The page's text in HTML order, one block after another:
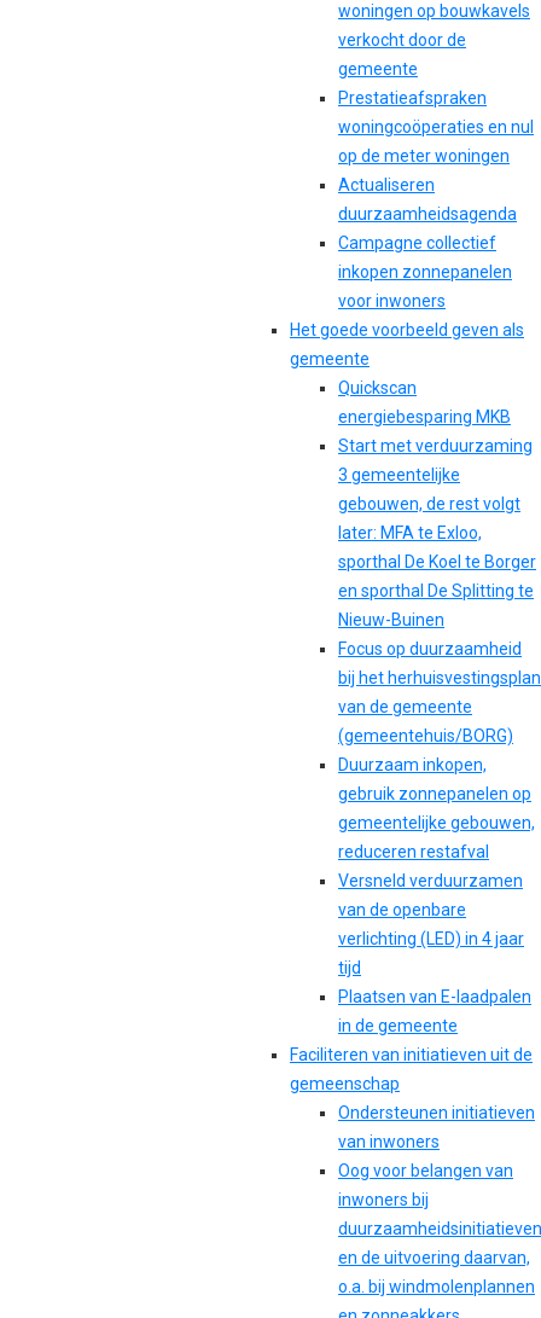
woningen op bouwkavels
verkocht door de
gemeente
Prestatieafspraken
woningcoöperaties en nul
op de meter woningen
Actualiseren
duurzaamheidsagenda
Campagne collectief
inkopen zonnepanelen
voor inwoners
Het goede voorbeeld geven als
gemeente
Quickscan
energiebesparing MKB
Start met verduurzaming
3 gemeentelijke
gebouwen, de rest volgt
later: MFA te Exloo,
sporthal De Koel te Borger
en sporthal De Splitting te
Nieuw-Buinen
Focus op duurzaamheid
bij het herhuisvestingsplan
van de gemeente
(gemeentehuis/BORG)
Duurzaam inkopen,
gebruik zonnepanelen op
gemeentelijke gebouwen,
reduceren restafval
Versneld verduurzamen
van de openbare
verlichting (LED) in 4 jaar
tijd
Plaatsen van E-laadpalen
in de gemeente
Faciliteren van initiatieven uit de
gemeenschap
Ondersteunen initiatieven
van inwoners
Oog voor belangen van
inwoners bij
duurzaamheidsinitiatieven
en de uitvoering daarvan,
o.a. bij windmolenplannen